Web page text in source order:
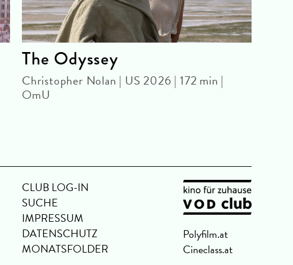
The Odyssey
Christopher Nolan | US 2026 | 172 min |
OmU
CLUB LOG-IN
SUCHE
IMPRESSUM
DATENSCHUTZ
MONATSFOLDER
Polyfilm.at
Cineclass.at